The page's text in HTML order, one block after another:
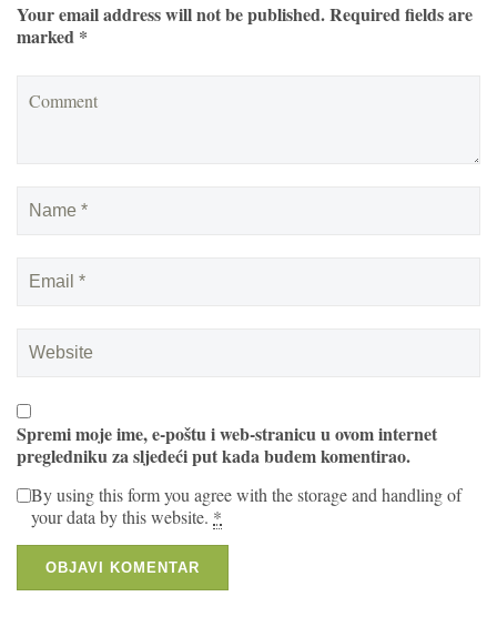
Your email address will not be published. Required fields are
marked *
Spremi moje ime, e-poštu i web-stranicu u ovom internet
pregledniku za sljedeći put kada budem komentirao.
By using this form you agree with the storage and handling of
your data by this website. *